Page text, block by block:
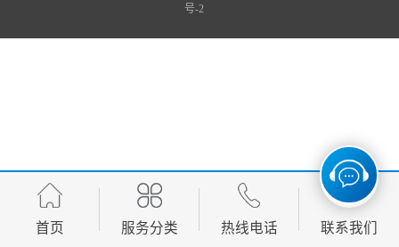
号-2
首页 服务分类 热线电话 联系我们